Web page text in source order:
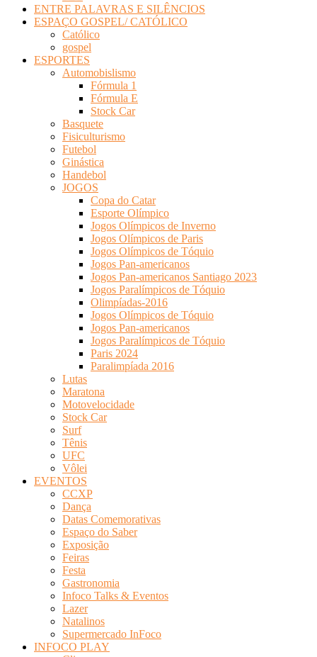
ENTRE PALAVRAS E SILÊNCIOS
ESPAÇO GOSPEL/ CATÓLICO
Católico
gospel
ESPORTES
Automobislismo
Fórmula 1
Fórmula E
Stock Car
Basquete
Fisiculturismo
Futebol
Ginástica
Handebol
JOGOS
Copa do Catar
Esporte Olímpico
Jogos Olímpicos de Inverno
Jogos Olímpicos de Paris
Jogos Olímpicos de Tóquio
Jogos Pan-americanos
Jogos Pan-americanos Santiago 2023
Jogos Paralímpicos de Tóquio
Olimpíadas-2016
Jogos Olímpicos de Tóquio
Jogos Pan-americanos
Jogos Paralímpicos de Tóquio
Paris 2024
Paralimpíada 2016
Lutas
Maratona
Motovelocidade
Stock Car
Surf
Tênis
UFC
Vôlei
EVENTOS
CCXP
Dança
Datas Comemorativas
Espaço do Saber
Exposição
Feiras
Festa
Gastronomia
Infoco Talks & Eventos
Lazer
Natalinos
Supermercado InFoco
INFOCO PLAY